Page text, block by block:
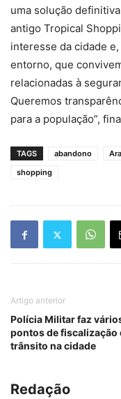
uma solução
antigo Tropical
interesse da cidade
entorno, que
relacionadas à
Queremos
para a população”,
TAGS abandono
shopping
Artigo anterior
Polícia Militar faz
pontos de fiscalização
trânsito na cidade
Redação